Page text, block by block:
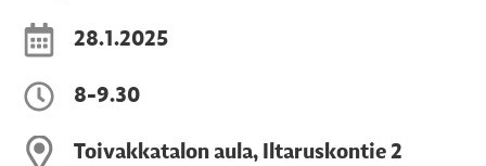
28.1.2025
8-9.30
Toivakkatalon aula, Iltaruskontie 2